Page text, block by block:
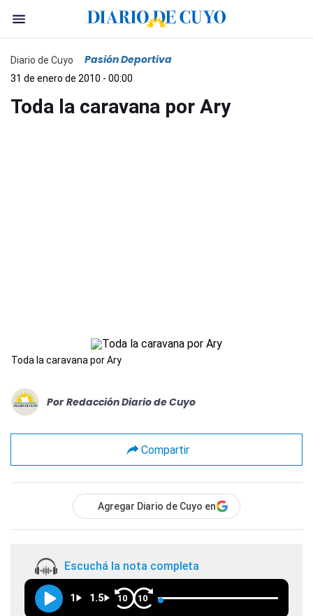
Diario de Cuyo Pasión Deportiva
31 de enero de 2010 - 00:00
Toda la caravana por Ary
Toda la caravana por Ary
Por Redacción Diario de Cuyo
Compartir
Agregar Diario de Cuyo en
Escuchá la nota completa
1 1.5 10 10